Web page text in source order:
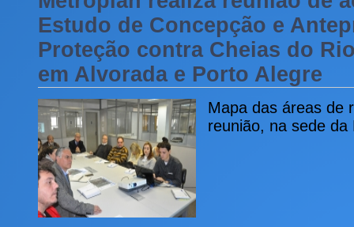
Estudo de Concepção e
Proteção contra Cheias do
em Alvorada e Porto Alegre
Mapa das áreas de
reunião, na sede